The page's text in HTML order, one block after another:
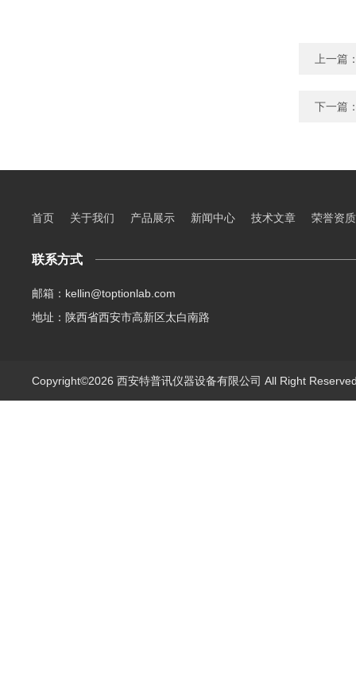
上一篇
下一篇
首页 关于我们 产品展示 新闻中心 技术文章 荣誉资质
联系方式
邮箱：kellin@toptionlab.com
地址：陕西省西安市高新区太白南路
Copyright©2026 西安特普讯仪器设备有限公司 All Right